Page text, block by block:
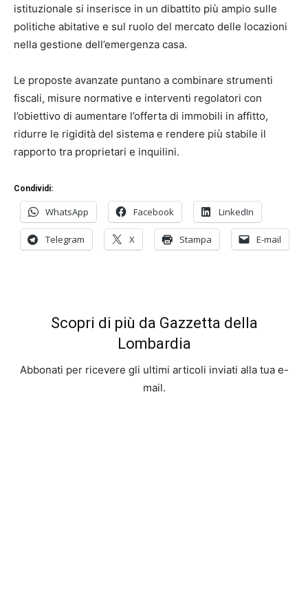
istituzionale si inserisce in un dibattito più ampio sulle
politiche abitative e sul ruolo del mercato delle locazioni
nella gestione dell’emergenza casa.
Le proposte avanzate puntano a combinare strumenti
fiscali, misure normative e interventi regolatori con
l’obiettivo di aumentare l’offerta di immobili in affitto,
ridurre le rigidità del sistema e rendere più stabile il
rapporto tra proprietari e inquilini.
Condividi:
WhatsApp Facebook LinkedIn
Telegram X Stampa E-mail
Scopri di più da Gazzetta della
Lombardia
Abbonati per ricevere gli ultimi articoli inviati alla tua e-
mail.